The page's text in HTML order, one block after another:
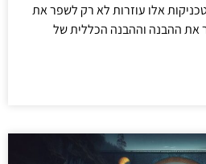
טכניקות אלו עוזרות לא רק לשפר את
את ההבנה וההבנה הכללית של